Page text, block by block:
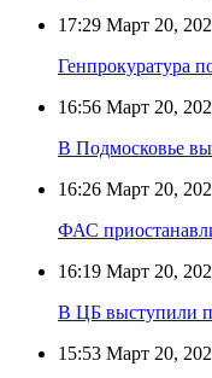
17:29 Март 20,
Генпрокуратура
16:56 Март 20,
В Подмосковье
16:26 Март 20,
ФАС
16:19 Март 20,
В ЦБ выступили
15:53 Март 20,